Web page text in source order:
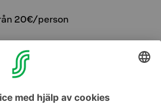
20€/person